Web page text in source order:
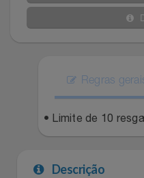
Informática
Jogos E Consoles
Malas E Mochilas
Loccitane Au Bresil
Meu Resgate Favorito
Mondial
Pet Love Saúde
Pontos Por Opiniões
Portal Das Malas
Renner
Regras
• Limite de 10
Descrição